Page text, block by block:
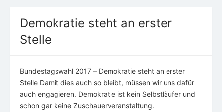
Demokratie steht an erster
Stelle
Bundestagswahl 2017 – Demokratie steht an erster
Stelle Damit dies auch so bleibt, müssen wir uns dafür
auch engagieren. Demokratie ist kein Selbstläufer und
schon gar keine Zuschauerveranstaltung.